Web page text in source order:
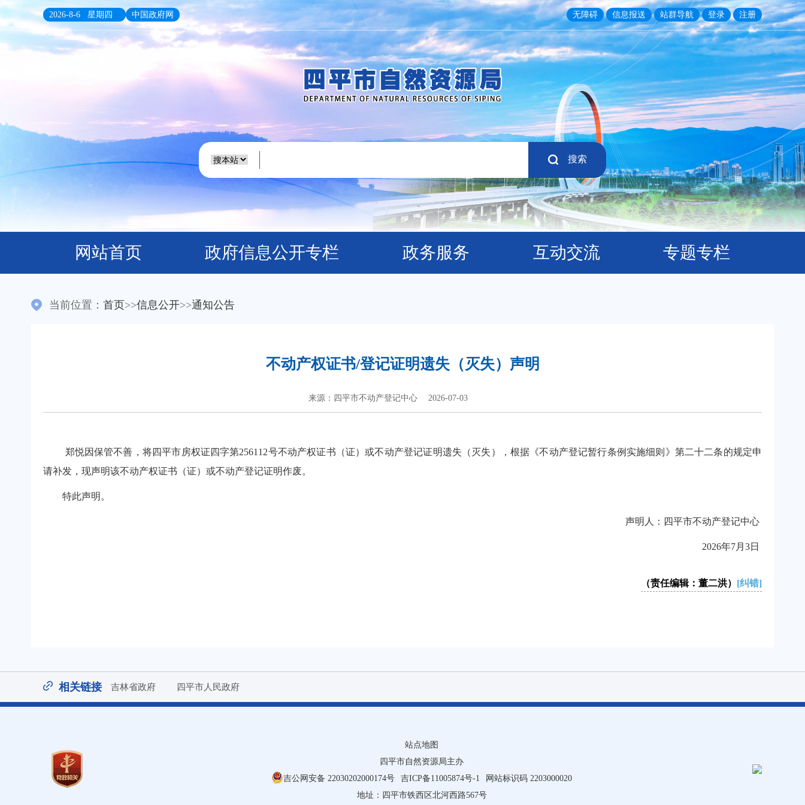
2026-8-6 星期四 中国政府网 无障碍 信息报送 站群导航 登录 注册
搜索
网站首页 政府信息公开专栏 政务服务 互动交流 专题专栏
当前位置： 首页>>信息公开>>通知公告
不动产权证书/登记证明遗失（灭失）声明
来源：四平市不动产登记中心 2026-07-03
郑悦因保管不善，将四平市房权证四字第256112号不动产权证书（证）或不动产登记证明遗失（灭失），根据《不动产登记暂行条例实施细则》第二十二条的规定申
请补发，现声明该不动产权证书（证）或不动产登记证明作废。
特此声明。
声明人：四平市不动产登记中心
2026年7月3日
（责任编辑：董二洪） [纠错]
相关链接 吉林省政府 四平市人民政府
站点地图
四平市自然资源局主办
吉公网安备 22030202000174号
吉ICP备11005874号-1
网站标识码 2203000020
地址：四平市铁西区北河西路567号